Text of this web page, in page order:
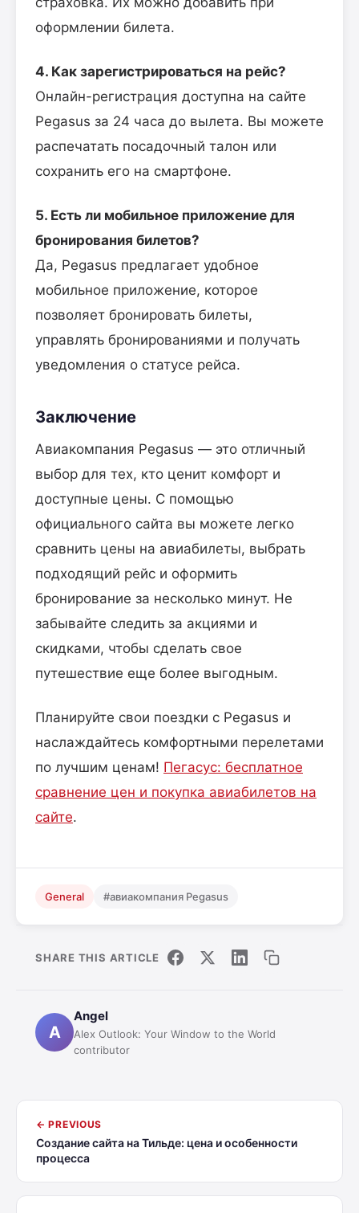
оформлении билета.
4. Как зарегистрироваться на рейс?
Онлайн-регистрация доступна на сайте
Pegasus за 24 часа до вылета. Вы можете
распечатать посадочный талон или
сохранить его на смартфоне.
5. Есть ли мобильное приложение для
бронирования билетов?
Да, Pegasus предлагает удобное
мобильное приложение, которое
позволяет бронировать билеты,
управлять бронированиями и получать
уведомления о статусе рейса.
Заключение
Авиакомпания Pegasus — это отличный
выбор для тех, кто ценит комфорт и
доступные цены. С помощью
официального сайта вы можете легко
сравнить цены на авиабилеты, выбрать
подходящий рейс и оформить
бронирование за несколько минут. Не
забывайте следить за акциями и
скидками, чтобы сделать свое
путешествие еще более выгодным.
Планируйте свои поездки с Pegasus и
наслаждайтесь комфортными перелетами
по лучшим ценам! Пегасус: бесплатное
сравнение цен и покупка авиабилетов на
сайте.
General #авиакомпания Pegasus
SHARE THIS ARTICLE
A
Angel
Alex Outlook: Your Window to the World
contributor
← PREVIOUS
Создание сайта на Тильде: цена и особенности
процесса